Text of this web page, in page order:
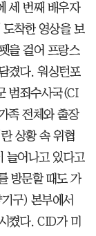
세 번째 배우자
착한 영상을 보
을 걸어 프랑스
겼다. 워싱턴포
범죄수사국(CI
족 전체와 출장
상황 속 위협
늘어나고 있다고
방문할 때도 가
구) 본부에서
켰다. CID가 미